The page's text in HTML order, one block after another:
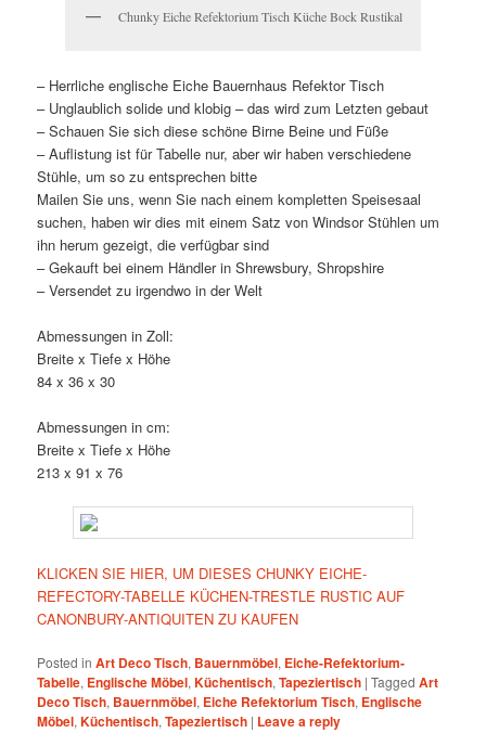
Chunky Eiche Refektorium Tisch Küche Bock Rustikal
– Herrliche englische Eiche Bauernhaus Refektor Tisch
– Unglaublich solide und klobig – das wird zum Letzten gebaut
– Schauen Sie sich diese schöne Birne Beine und Füße
– Auflistung ist für Tabelle nur, aber wir haben verschiedene
Stühle, um so zu entsprechen bitte
Mailen Sie uns, wenn Sie nach einem kompletten Speisesaal
suchen, haben wir dies mit einem Satz von Windsor Stühlen um
ihn herum gezeigt, die verfügbar sind
– Gekauft bei einem Händler in Shrewsbury, Shropshire
– Versendet zu irgendwo in der Welt
Abmessungen in Zoll:
Breite x Tiefe x Höhe
84 x 36 x 30
Abmessungen in cm:
Breite x Tiefe x Höhe
213 x 91 x 76
KLICKEN SIE HIER, UM DIESES CHUNKY EICHE-
REFECTORY-TABELLE KÜCHEN-TRESTLE RUSTIC AUF
CANONBURY-ANTIQUITEN ZU KAUFEN
Posted in Art Deco Tisch, Bauernmöbel, Eiche-Refektorium-
Tabelle, Englische Möbel,Küchentisch,Tapeziertisch |Tagged Art
Deco Tisch, Bauernmöbel, Eiche Refektorium Tisch, Englische
Möbel,Küchentisch,Tapeziertisch | Leave a reply